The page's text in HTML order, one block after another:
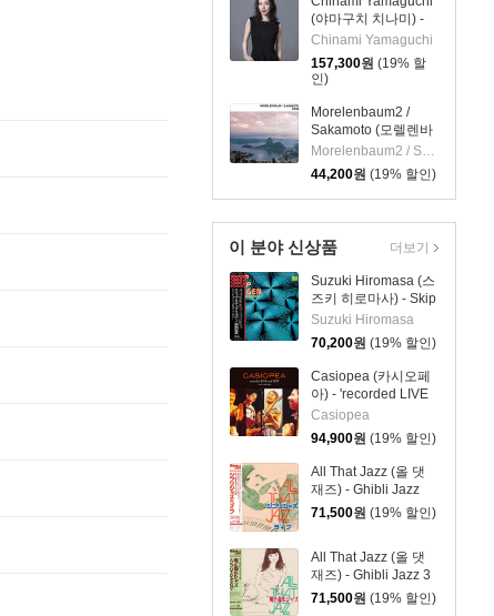
(야마구치 치나미) -
The Koln Concert
[2LP]
Chinami Yamaguchi
157,300원 (19% 할
인)
Morelenbaum2 /
Sakamoto (모렐렌바
움2 / 사카모토) -
CASA
Morelenbaum2 / Sakamoto
44,200원 (19% 할인)
이 분야 신상품
Suzuki Hiromasa (스
즈키 히로마사) - Skip
Step Colgen [클리어
레드 컬러 LP]
Suzuki Hiromasa
70,200원 (19% 할인)
Casiopea (카시오페
아) - 'recorded LIVE
and BEST - Early
Alfa Years [2LP]
Casiopea
94,900원 (19% 할인)
All That Jazz (올 댓
재즈) - Ghibli Jazz
Live [레드 컬러 LP]
71,500원 (19% 할인)
All That Jazz (올 댓
재즈) - Ghibli Jazz 3
[그린 컬러 LP]
71,500원 (19% 할인)
더보기